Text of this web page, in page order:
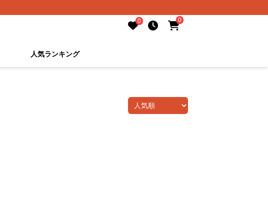
0 0
人気ランキング